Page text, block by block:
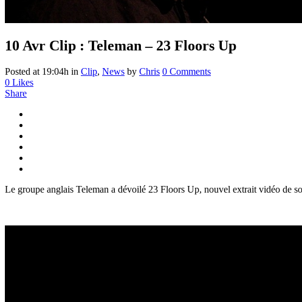
10 Avr Clip : Teleman – 23 Floors Up
Posted at 19:04h in Clip, News by Chris 0 Comments
0 Likes
Share
Le groupe anglais Teleman a dévoilé 23 Floors Up, nouvel extrait vidéo de